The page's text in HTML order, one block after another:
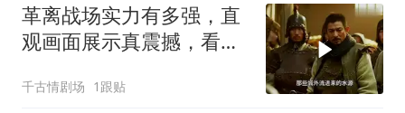
革离战场实力有多强，直
观画面展示真震撼，看完
千古情剧场 1跟贴